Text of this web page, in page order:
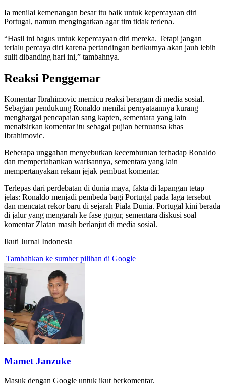
Ia menilai kemenangan besar itu baik untuk kepercayaan diri
Portugal, namun mengingatkan agar tim tidak terlena.
“Hasil ini bagus untuk kepercayaan diri mereka. Tetapi jangan
terlalu percaya diri karena pertandingan berikutnya akan jauh lebih
sulit dibanding hari ini,” tambahnya.
Reaksi Penggemar
Komentar Ibrahimovic memicu reaksi beragam di media sosial.
Sebagian pendukung Ronaldo menilai pernyataannya kurang
menghargai pencapaian sang kapten, sementara yang lain
menafsirkan komentar itu sebagai pujian bernuansa khas
Ibrahimovic.
Beberapa unggahan menyebutkan kecemburuan terhadap Ronaldo
dan mempertahankan warisannya, sementara yang lain
mempertanyakan rekam jejak pembuat komentar.
Terlepas dari perdebatan di dunia maya, fakta di lapangan tetap
jelas: Ronaldo menjadi pembeda bagi Portugal pada laga tersebut
dan mencatat rekor baru di sejarah Piala Dunia. Portugal kini berada
di jalur yang mengarah ke fase gugur, sementara diskusi soal
komentar Zlatan masih berlanjut di media sosial.
Ikuti Jurnal Indonesia
Tambahkan ke sumber pilihan di Google
Mamet Janzuke
Masuk dengan Google untuk ikut berkomentar.